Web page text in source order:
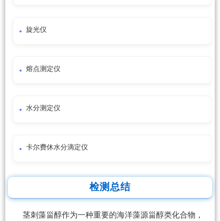
旋光仪
熔点测定仪
水分测定仪
卡尔费休水分滴定仪
检测总结
茎刺藻甾醇作为一种重要的海洋藻源甾醇类化合物，